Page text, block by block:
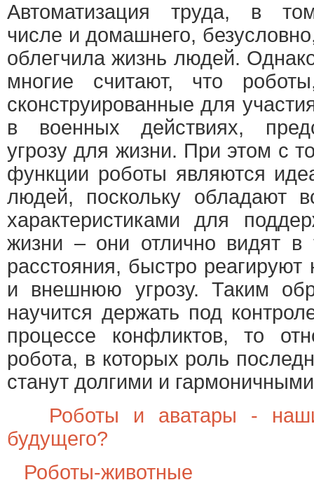
Автоматизация труда, в
числе и домашнего,
облегчила жизнь людей.
многие считают, что
сконструированные для
в военных действиях,
угрозу для жизни. При этом с
функции роботы являются
людей, поскольку обладают
характеристиками для
жизни – они отлично видят в
расстояния, быстро
и внешнюю угрозу. Таким
научится держать под
процессе конфликтов, то
робота, в которых роль
станут долгими и
Роботы и аватары -
будущего?
Роботы-животные